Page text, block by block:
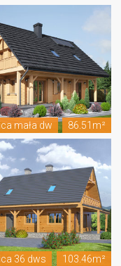
mała dw 86.51m²
36 dws 103.46m²